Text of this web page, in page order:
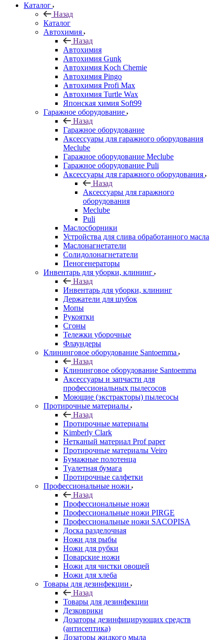
Каталог
Назад
Каталог
Автохимия
Назад
Автохимия
Автохимия Gunk
Автохимия Koch Chemie
Автохимия Pingo
Автохимия Profi Max
Автохимия Turtle Wax
Японская химия Soft99
Гаражное оборудование
Назад
Гаражное оборудование
Аксессуары для гаражного оборудования
Meclube
Гаражное оборудование Meclube
Гаражное оборудование Puli
Аксессуары для гаражного оборудования
Назад
Аксессуары для гаражного
оборудования
Meclube
Puli
Маслосборники
Устройства для слива обработанного масла
Маслонагнетатели
Солидолонагнетатели
Пеногенераторы
Инвентарь для уборки, клининг
Назад
Инвентарь для уборки, клининг
Держатели для шубок
Мопы
Рукоятки
Сгоны
Тележки уборочные
Флаундеры
Клининговое оборудование Santoemma
Назад
Клининговое оборудование Santoemma
Аксессуары и запчасти для
профессиональных пылесосов
Моющие (экстракторы) пылесосы
Протирочные материалы
Назад
Протирочные материалы
Kimberly Clark
Нетканый материал Prof paper
Протирочные материалы Veiro
Бумажные полотенца
Туалетная бумага
Протирочные салфетки
Профессиональные ножи
Назад
Профессиональные ножи
Профессиональные ножи PIRGE
Профессиональные ножи SACOPISA
Доска разделочная
Ножи для рыбы
Ножи для рубки
Поварские ножи
Ножи для чистки овощей
Ножи для хлеба
Товары для дезинфекции
Назад
Товары для дезинфекции
Дезковрики
Дозаторы дезинфицирующих средств
(антисептика)
Дозаторы жидкого мыла